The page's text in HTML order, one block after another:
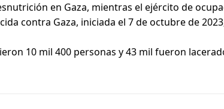
en Gaza, mientras el ejército de
contra Gaza, iniciada el 7 de octubre de
10 mil 400 personas y 43 mil fueron